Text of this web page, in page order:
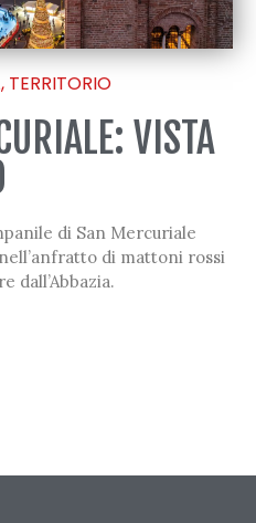
, TERRITORIO
VISTA
di San Mercuriale
di mattoni rossi
dall’Abbazia.